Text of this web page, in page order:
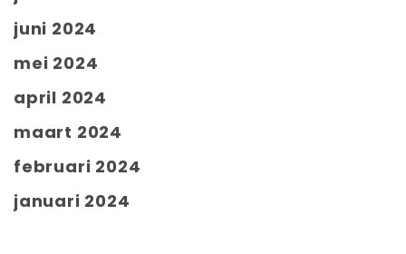
juni 2024
mei 2024
april 2024
maart 2024
februari 2024
januari 2024